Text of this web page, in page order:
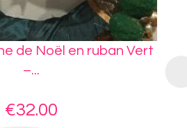
de Noël en ruban Vert
–...
€32.00